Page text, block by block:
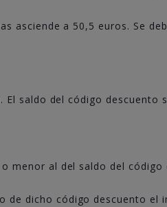
asciende a 50,5 euros. Se
saldo del código descuento
menor al del saldo del código
de dicho código descuento el